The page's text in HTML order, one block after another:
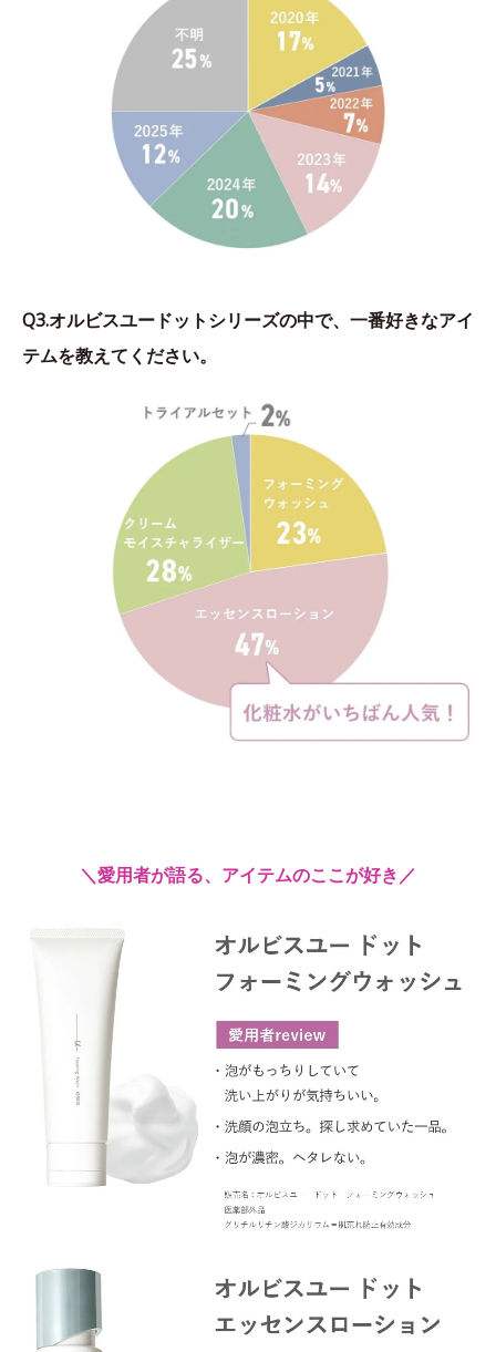
Q3.オルビスユードットシリーズの中で、一番好きなアイ
テムを教えてください。
＼愛用者が語る、アイテムのここが好き／